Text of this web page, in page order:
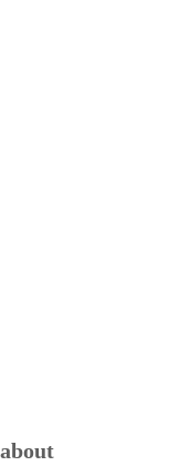
about